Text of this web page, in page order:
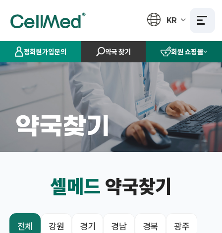
정회원가입문의 약국 찾기 회원 쇼핑몰
KR
약국찾기
셀메드 약국찾기
전체 강원 경기 경남 경북
광주